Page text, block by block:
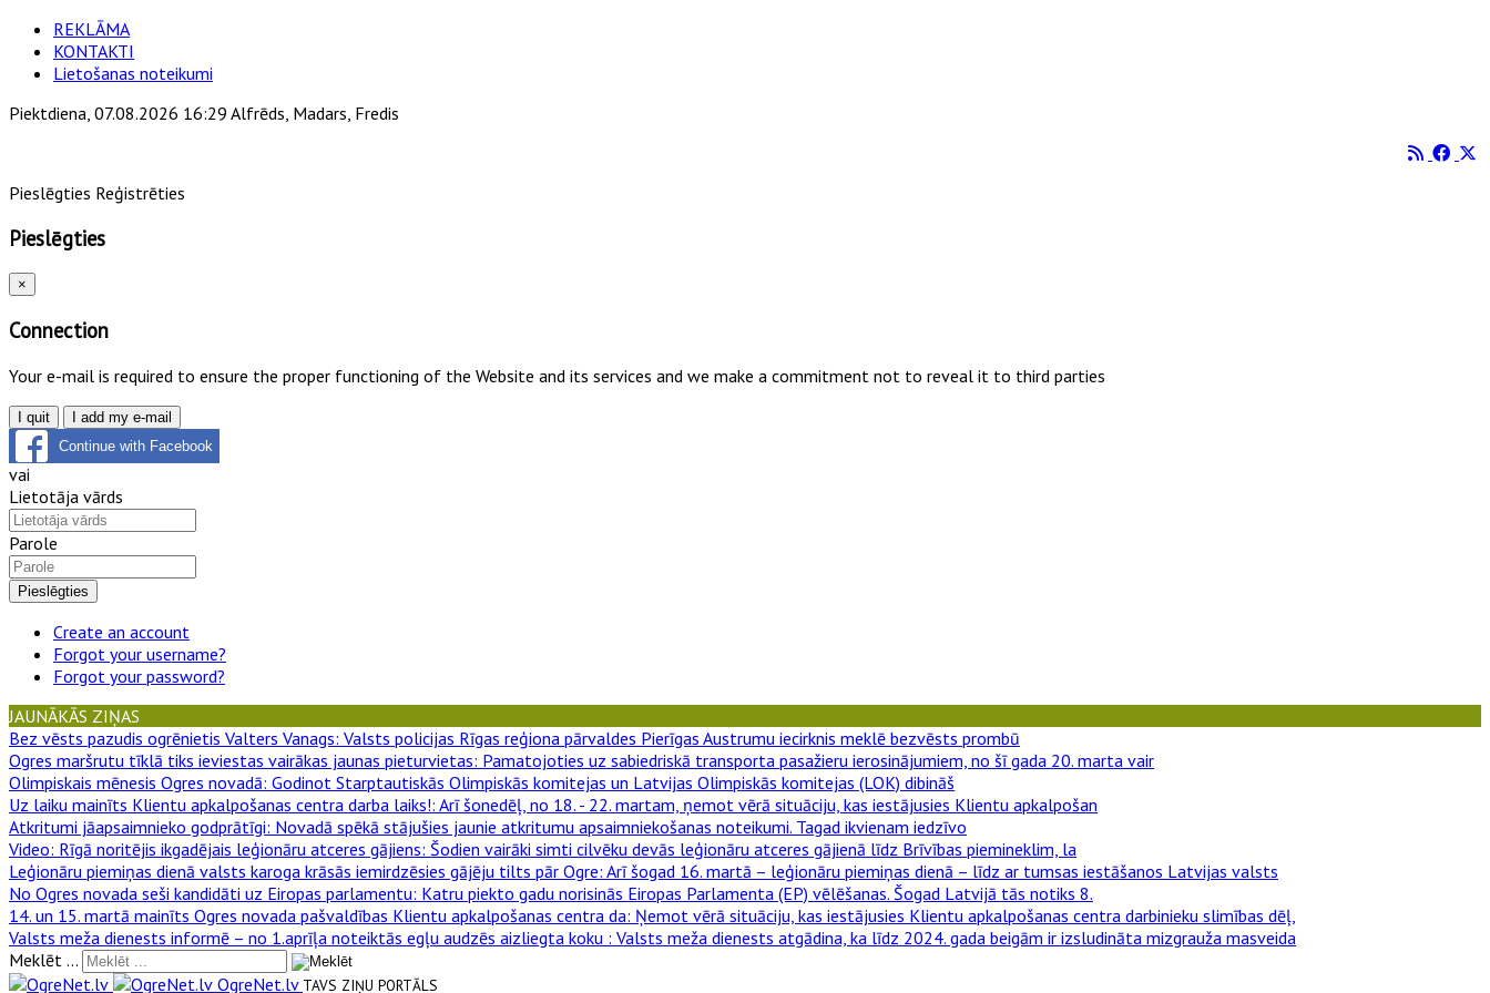
REKLĀMA
KONTAKTI
Lietošanas noteikumi
Piektdiena, 07.08.2026 16:29 Alfrēds, Madars, Fredis
Pieslēgties Reģistrēties
Pieslēgties
×
Connection
Your e-mail is required to ensure the proper functioning of the Website and its services and we make a commitment not to reveal it to third parties
I quit
I add my e-mail
Continue with Facebook
vai
Lietotāja vārds
Parole
Pieslēgties
Create an account
Forgot your username?
Forgot your password?
JAUNĀKĀS ZIŅAS
Bez vēsts pazudis ogrēnietis Valters Vanags: Valsts policijas Rīgas reģiona pārvaldes Pierīgas Austrumu iecirknis meklē bezvēsts prombū
Ogres maršrutu tīklā tiks ieviestas vairākas jaunas pieturvietas: Pamatojoties uz sabiedriskā transporta pasažieru ierosinājumiem, no šī gada 20. marta vair
Olimpiskais mēnesis Ogres novadā: Godinot Starptautiskās Olimpiskās komitejas un Latvijas Olimpiskās komitejas (LOK) dibināš
Uz laiku mainīts Klientu apkalpošanas centra darba laiks!: Arī šonedēļ, no 18. - 22. martam, ņemot vērā situāciju, kas iestājusies Klientu apkalpošan
Atkritumi jāapsaimnieko godprātīgi: Novadā spēkā stājušies jaunie atkritumu apsaimniekošanas noteikumi. Tagad ikvienam iedzīvo
Video: Rīgā noritējis ikgadējais leģionāru atceres gājiens: Šodien vairāki simti cilvēku devās leģionāru atceres gājienā līdz Brīvības piemineklim, la
Leģionāru piemiņas dienā valsts karoga krāsās iemirdzēsies gājēju tilts pār Ogre: Arī šogad 16. martā – leģionāru piemiņas dienā – līdz ar tumsas iestāšanos Latvijas valsts
No Ogres novada seši kandidāti uz Eiropas parlamentu: Katru piekto gadu norisinās Eiropas Parlamenta (EP) vēlēšanas. Šogad Latvijā tās notiks 8.
14. un 15. martā mainīts Ogres novada pašvaldības Klientu apkalpošanas centra da: Ņemot vērā situāciju, kas iestājusies Klientu apkalpošanas centra darbinieku slimības dēļ,
Valsts meža dienests informē – no 1.aprīļa noteiktās egļu audzēs aizliegta koku : Valsts meža dienests atgādina, ka līdz 2024. gada beigām ir izsludināta mizgrauža masveida
Meklēt ...
OgreNet.lv TAVS ZIŅU PORTĀLS